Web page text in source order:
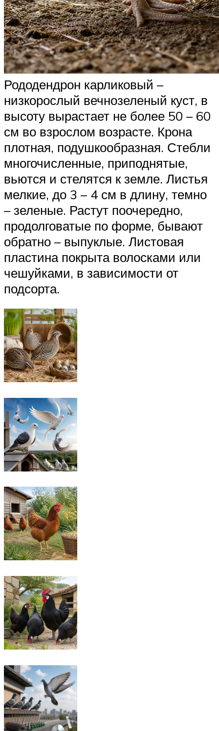
Рододендрон карликовый –
низкорослый вечнозеленый куст, в
высоту вырастает не более 50 – 60
см во взрослом возрасте. Крона
плотная, подушкообразная. Стебли
многочисленные, приподнятые,
вьются и стелятся к земле. Листья
мелкие, до 3 – 4 см в длину, темно
– зеленые. Растут поочередно,
продолговатые по форме, бывают
обратно – выпуклые. Листовая
пластина покрыта волосками или
чешуйками, в зависимости от
подсорта.